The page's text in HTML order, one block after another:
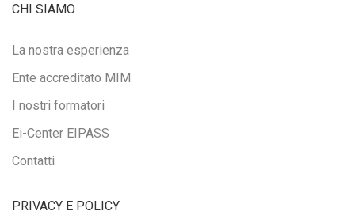
CHI SIAMO
La nostra esperienza
Ente accreditato MIM
I nostri formatori
Ei-Center EIPASS
Contatti
PRIVACY E POLICY